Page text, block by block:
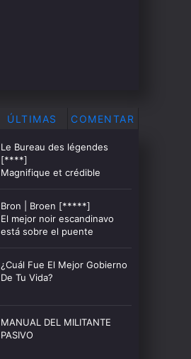
ÚLTIMAS COMENTAR
Le Bureau des légendes
[****]
Magnifique et crédible
Bron | Broen [*****]
El mejor noir escandinavo
está sobre el puente
¿Cuál Fue El Mejor Gobierno
De Tu Vida?
MANUAL DEL MILITANTE
PASIVO